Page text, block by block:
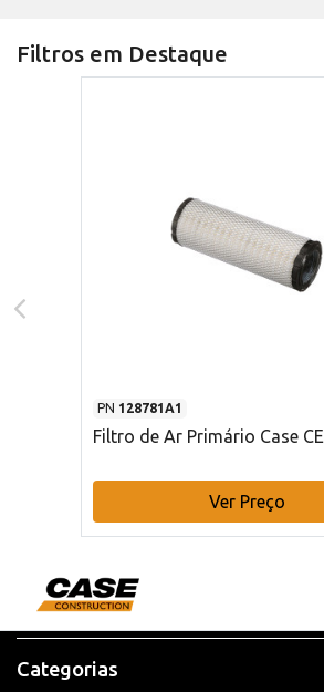
Filtros em Destaque
PN 128781A1
Filtro de Ar Primário Case CE
Ver Preço
Categorias